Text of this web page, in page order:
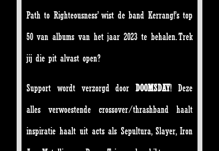
Path to Righteousness’ wist de band Kerrang!’s top
50 van albums van het jaar 2023 te behalen. Trek
jij die pit alvast open?
Support wordt verzorgd doorDOOMSDAY! Deze
alles verwoestende crossover/thrashband haalt
inspiratie haalt uit acts als Sepultura, Slayer, Iron